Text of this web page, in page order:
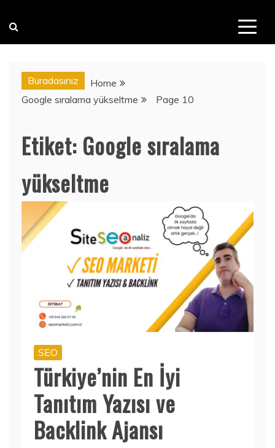
Buradasınız
Home
Google sıralama yükseltme
Page 10
Etiket: Google sıralama
yükseltme
SEO
Türkiye’nin En İyi
Tanıtım Yazısı ve
Backlink Ajansı